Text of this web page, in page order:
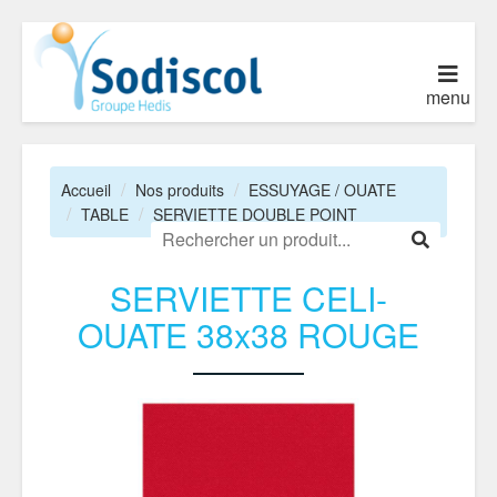
menu
Accueil Nos produits
ESSUYAGE / OUATE
TABLE
SERVIETTE DOUBLE POINT
SERVIETTE CELI-
OUATE 38x38 ROUGE